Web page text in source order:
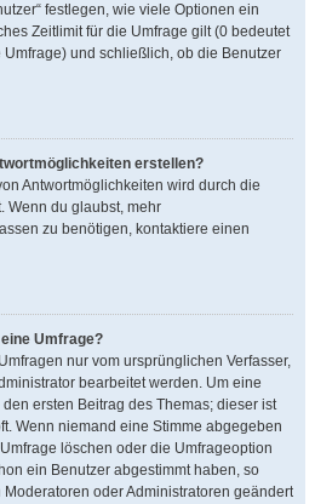
festlegen, wie viele Optionen ein
Zeitlimit für die Umfrage gilt (0 bedeutet
und schließlich, ob die Benutzer
erstellen?
Antwortmöglichkeiten wird durch die
Wenn du glaubst, mehr
zu benötigen, kontaktiere einen
Umfrage?
nur vom ursprünglichen Verfasser,
bearbeitet werden. Um eine
ersten Beitrag des Themas; dieser ist
Wenn niemand eine Stimme abgegeben
löschen oder die Umfrageoption
ein Benutzer abgestimmt haben, so
oder Administratoren geändert